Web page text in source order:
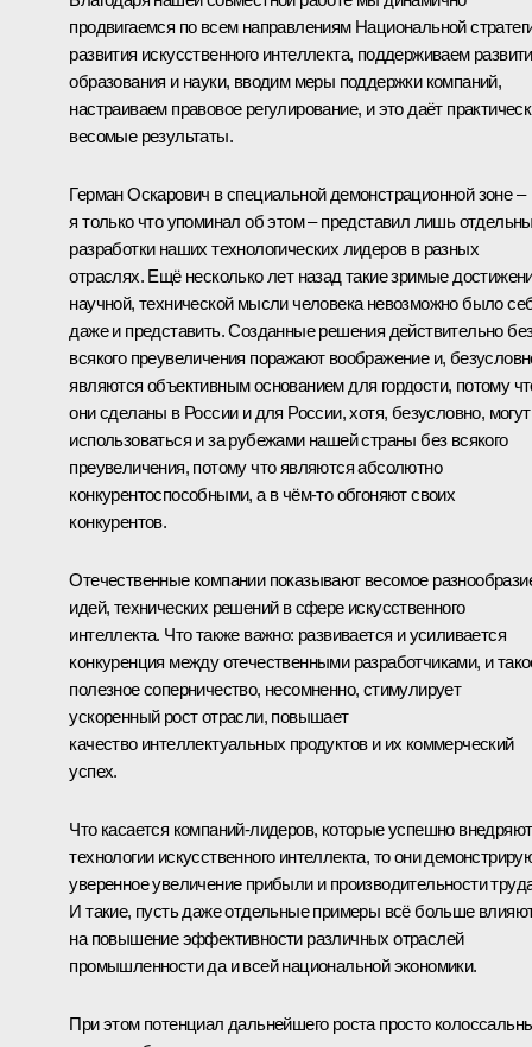
продвигаемся по всем направлениям Национальной
развития искусственного интеллекта, поддерживаем
образования и науки, вводим меры поддержки компаний,
настраиваем правовое регулирование, и это даёт
весомые результаты.
Герман Оскарович в специальной демонстрационной зоне –
я только что упоминал об этом – представил лишь
разработки наших технологических лидеров в разных
отраслях. Ещё несколько лет назад такие зримые
научной, технической мысли человека невозможно было
даже и представить. Созданные решения действительно
всякого преувеличения поражают воображение и,
являются объективным основанием для гордости, потому
они сделаны в России и для России, хотя, безусловно, могут
использоваться и за рубежами нашей страны без всякого
преувеличения, потому что являются абсолютно
конкурентоспособными, а в чём-то обгоняют своих
конкурентов.
Отечественные компании показывают весомое
идей, технических решений в сфере искусственного
интеллекта. Что также важно: развивается и усиливается
конкуренция между отечественными разработчиками, и
полезное соперничество, несомненно, стимулирует
ускоренный рост отрасли, повышает
качество интеллектуальных продуктов и их коммерческий
успех.
Что касается компаний-лидеров, которые успешно внедряют
технологии искусственного интеллекта, то они
уверенное увеличение прибыли и производительности
И такие, пусть даже отдельные примеры всё больше
на повышение эффективности различных отраслей
промышленности да и всей национальной экономики.
При этом потенциал дальнейшего роста просто